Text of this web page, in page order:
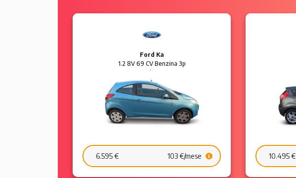
Ford Ka
1.2 8V 69 CV Benzina 3p
Plus
6.595 € 103 €/mese 10.495 €